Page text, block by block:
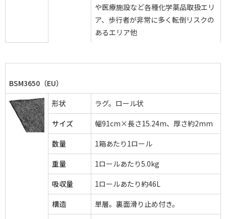
や医療施設など各種化学薬品取扱エリ
ア、歩行者が非常に多く転倒リスクの
あるエリア他
BSM3650（EU）
形状
ラグ。ロール状
サイズ
幅91cm×長さ15.24m、厚さ約2mm
数量
1箱あたり1ロール
重量
1ロールあたり5.0kg
吸収量
1ロールあたり約46L
構造
単層。裏面滑り止め付き。